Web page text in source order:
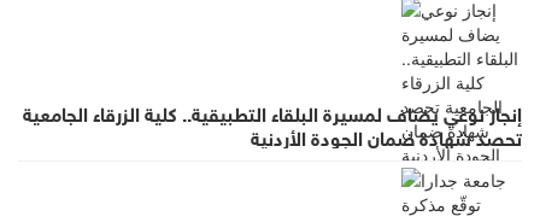
إنجاز نوعي يضاف لمسيرة البلقاء التطبيقية.. كلية الزرقاء الجامعية
تحصد شهادة ضمان الجودة الأردنية